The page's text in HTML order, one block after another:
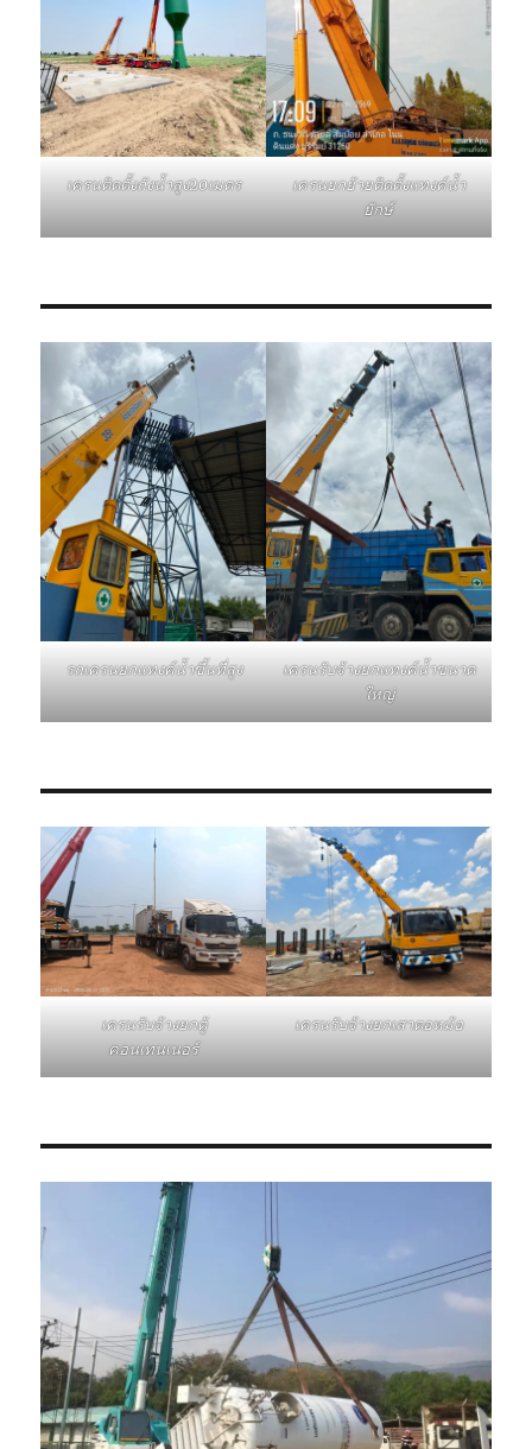
เครนติดตั้งถังน้ำสูง20เมตร
เครนยกย้ายติดตั้งแทงค์น้ำ
ยักษ์
รถเครนยกแทงค์น้ำขึ้นที่สูง
เครนรับจ้างยกแทงค์น้ำขนาด
ใหญ่
เครนรับจ้างยกตู้
คอนเทนเนอร์
เครนรับจ้างยกเสาตอหม้อ